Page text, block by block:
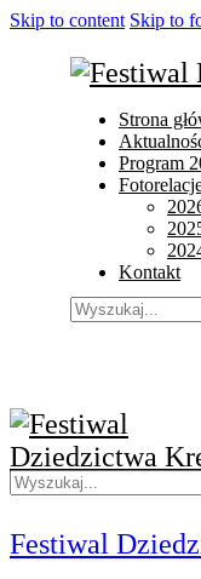
Skip to content Skip to
Strona
Program
Kontakt
Festiwal